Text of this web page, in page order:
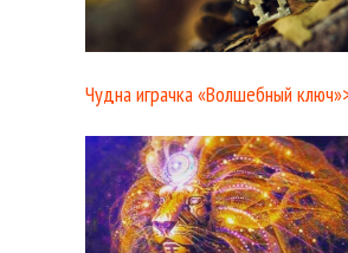
Чудна играчка «Волшебный